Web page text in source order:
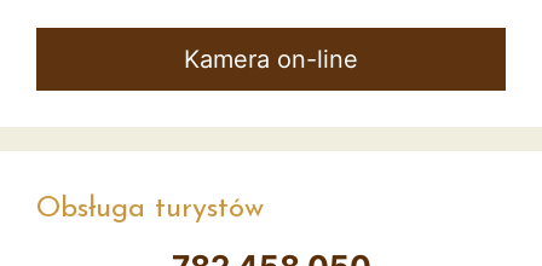
Kamera on-line
Obsługa turystów